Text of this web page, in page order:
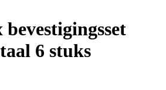
6 stuks